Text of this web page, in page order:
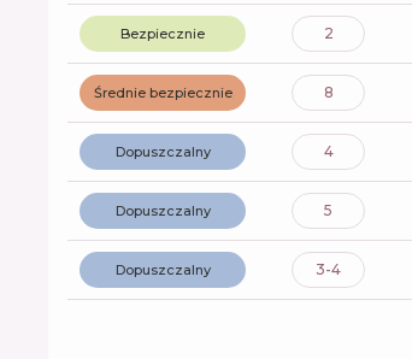
Bezpiecznie 2
Średnie bezpiecznie 8
Dopuszczalny 4
Dopuszczalny 5
Dopuszczalny 3-4